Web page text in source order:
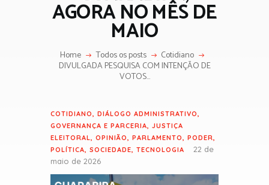
AGORA NO MÊS DE
MAIO
Home Todos os posts Cotidiano
DIVULGADA PESQUISA COM INTENÇÃO DE
VOTOS...
COTIDIANO, DIÁLOGO ADMINISTRATIVO,
GOVERNANÇA E PARCERIA, JUSTIÇA
ELEITORAL, OPINIÃO, PARLAMENTO, PODER,
POLÍTICA, SOCIEDADE, TECNOLOGIA
22 de
maio de 2026